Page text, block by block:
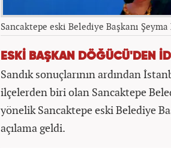
Sancaktepe eski Belediye Başkanı Şeyma
ESKİ BAŞKAN DÖĞÜCÜ'DEN
Sandık sonuçlarının ardından
ilçelerden biri olan Sancaktepe
yönelik Sancaktepe eski Belediye
açılama geldi.